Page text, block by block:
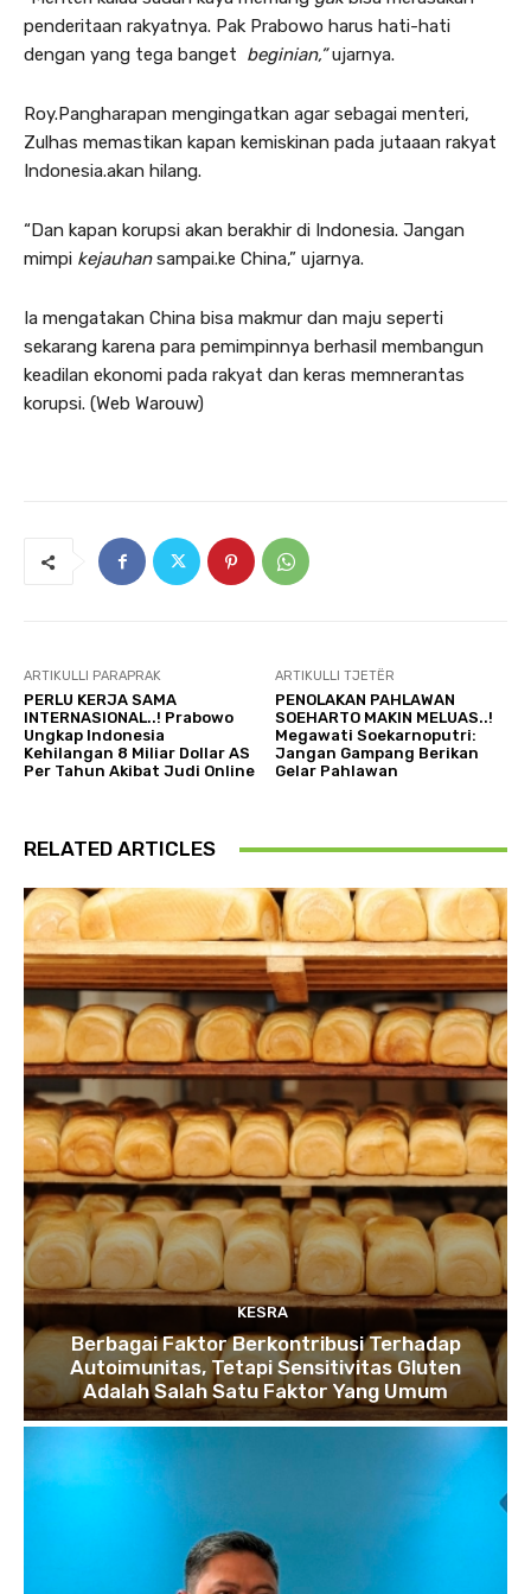
penderitaan rakyatnya. Pak Prabowo harus hati-hati
dengan yang tega banget beginian,”ujarnya.
Roy.Pangharapan mengingatkan agar sebagai menteri,
Zulhas memastikan kapan kemiskinan pada jutaaan rakyat
Indonesia.akan hilang.
“Dan kapan korupsi akan berakhir di Indonesia. Jangan
mimpi kejauhansampai.ke China,” ujarnya.
Ia mengatakan China bisa makmur dan maju seperti
sekarang karena para pemimpinnya berhasil membangun
keadilan ekonomi pada rakyat dan keras memnerantas
korupsi. (Web Warouw)
ARTIKULLI PARAPRAK
PERLU KERJA SAMA
INTERNASIONAL..! Prabowo
Ungkap Indonesia
Kehilangan 8 Miliar Dollar AS
Per Tahun Akibat Judi Online
ARTIKULLI TJETËR
PENOLAKAN PAHLAWAN
SOEHARTO MAKIN MELUAS..!
Megawati Soekarnoputri:
Jangan Gampang Berikan
Gelar Pahlawan
RELATED ARTICLES
KESRA
Berbagai Faktor Berkontribusi Terhadap
Autoimunitas, Tetapi Sensitivitas Gluten
Adalah Salah Satu Faktor Yang Umum